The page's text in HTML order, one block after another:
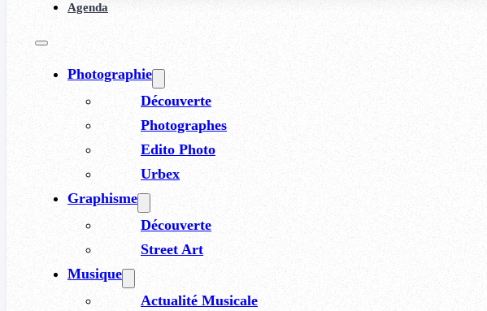
Agenda
Photographie
Découverte
Photographes
Edito Photo
Urbex
Graphisme
Découverte
Street Art
Musique
Actualité Musicale